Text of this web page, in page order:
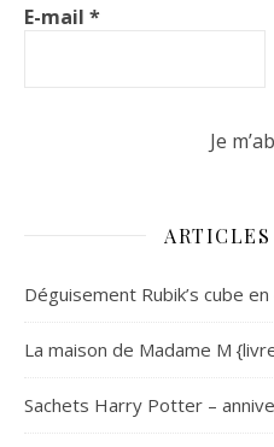
E-mail *
Déguisement Rubik’s cube
La maison de Madame M
Sachets Harry Potter –